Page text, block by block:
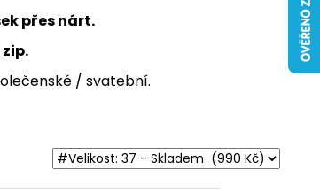
přes nárt.
/ svatební.
NA
08